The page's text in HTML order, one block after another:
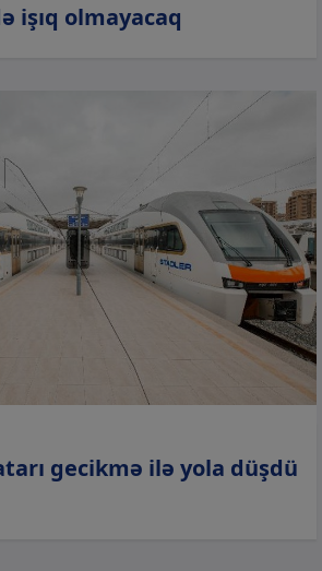
işıq olmayacaq
gecikmə ilə yola düşdü